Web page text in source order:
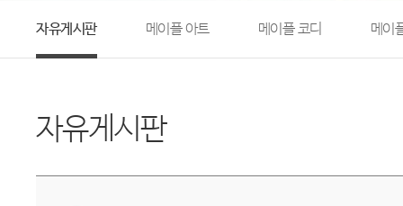
자유게시판 메이플 아트 메이플 코디 메이
자유게시판